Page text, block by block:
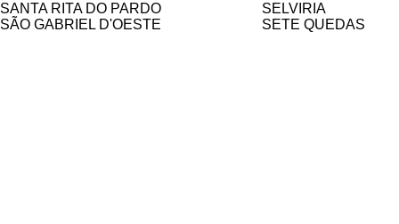
SANTA RITA DO PARDO
SELVIRIA
SÃO GABRIEL D'OESTE
SETE QUEDAS